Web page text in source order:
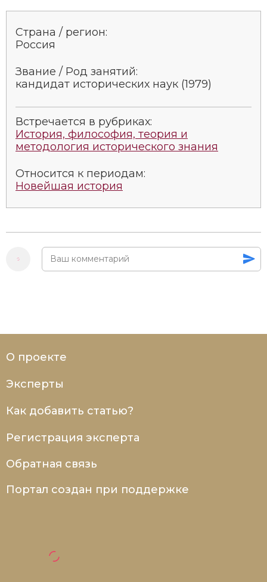
Страна / регион:
Россия
Звание / Род занятий:
кандидат исторических наук (1979)
Встречается в рубриках:
История, философия, теория и
методология исторического знания
Относится к периодам:
Новейшая история
О проекте
Эксперты
Как добавить статью?
Регистрация эксперта
Обратная связь
Портал создан при поддержке